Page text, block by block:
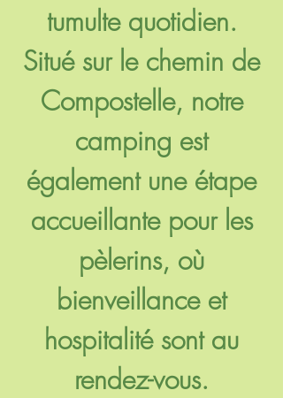
tumulte quotidien.
Situé sur le chemin de
Compostelle, notre
camping est
également une étape
accueillante pour les
pèlerins, où
bienveillance et
hospitalité sont au
rendez-vous.